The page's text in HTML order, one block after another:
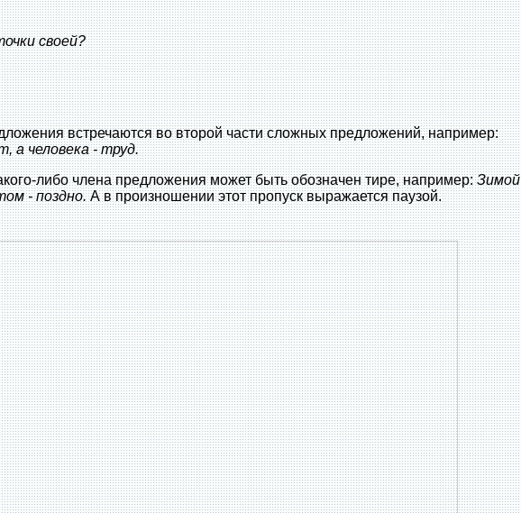
своей?
встречаются во второй части сложных предложений, например:
а человека - труд.
либо члена предложения может быть обозначен тире, например:Зимой
- поздно.А в произношении этот пропуск выражается паузой.